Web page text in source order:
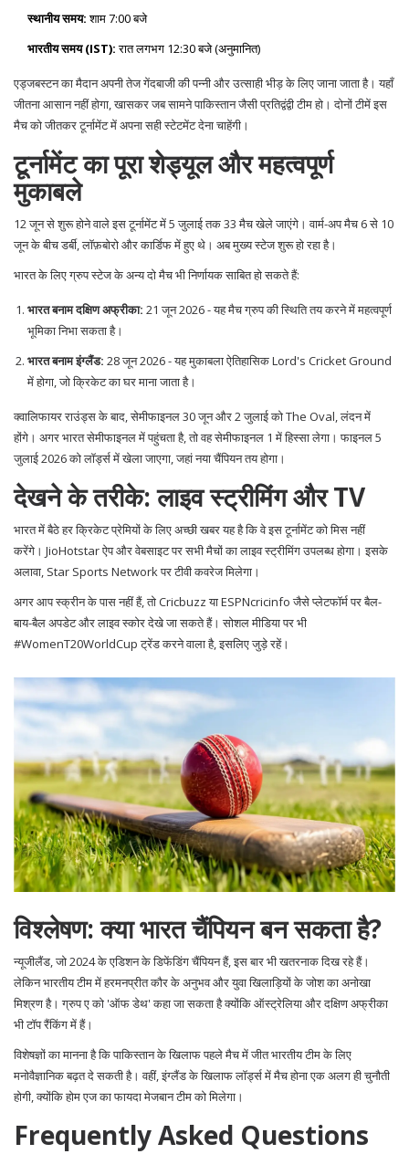
स्थानीय समय:शाम 7:00 बजे
भारतीय समय (IST):रात लगभग 12:30 बजे (अनुमानित)
एड्जबस्टन का मैदान अपनी तेज गेंदबाजी की पन्नी और उत्साही भीड़ के लिए जाना जाता है। यहाँ
जीतना आसान नहीं होगा, खासकर जब सामने पाकिस्तान जैसी प्रतिद्वंद्वी टीम हो। दोनों टीमें इस
मैच को जीतकर टूर्नामेंट में अपना सही स्टेटमेंट देना चाहेंगी।
टूर्नामेंट का पूरा शेड्यूल और महत्वपूर्ण
मुकाबले
12 जून से शुरू होने वाले इस टूर्नामेंट में 5 जुलाई तक 33 मैच खेले जाएंगे। वार्म-अप मैच 6 से 10
जून के बीच डर्बी, लॉफ़बोरो और कार्डिफ में हुए थे। अब मुख्य स्टेज शुरू हो रहा है।
भारत के लिए ग्रुप स्टेज के अन्य दो मैच भी निर्णायक साबित हो सकते हैं:
भारत बनाम दक्षिण अफ्रीका: 21 जून 2026 - यह मैच ग्रुप की स्थिति तय करने में महत्वपूर्ण
भूमिका निभा सकता है।
भारत बनाम इंग्लैंड: 28 जून 2026 - यह मुकाबला ऐतिहासिकLord's Cricket Ground
में होगा, जो क्रिकेट का घर माना जाता है।
क्वालिफायर राउंड्स के बाद, सेमीफाइनल 30 जून और 2 जुलाई कोThe Oval, लंदन में
होंगे। अगर भारत सेमीफाइनल में पहुंचता है, तो वह सेमीफाइनल 1 में हिस्सा लेगा। फाइनल 5
जुलाई 2026 को लॉर्ड्स में खेला जाएगा, जहां नया चैंपियन तय होगा।
देखने के तरीके: लाइव स्ट्रीमिंग और TV
भारत में बैठे हर क्रिकेट प्रेमियों के लिए अच्छी खबर यह है कि वे इस टूर्नामेंट को मिस नहीं
करेंगे। JioHotstarऐप और वेबसाइट पर सभी मैचों का लाइव स्ट्रीमिंग उपलब्ध होगा। इसके
अलावा, Star Sports Networkपर टीवी कवरेज मिलेगा।
अगर आप स्क्रीन के पास नहीं हैं, तो Cricbuzz या ESPNcricinfo जैसे प्लेटफॉर्म पर बैल-
बाय-बैल अपडेट और लाइव स्कोर देखे जा सकते हैं। सोशल मीडिया पर भी
#WomenT20WorldCup ट्रेंड करने वाला है, इसलिए जुड़े रहें।
विश्लेषण: क्या भारत चैंपियन बन सकता है?
न्यूजीलैंड, जो 2024 के एडिशन के डिफेंडिंग चैंपियन हैं, इस बार भी खतरनाक दिख रहे हैं।
लेकिन भारतीय टीम में हरमनप्रीत कौर के अनुभव और युवा खिलाड़ियों के जोश का अनोखा
मिश्रण है। ग्रुप ए को 'ऑफ डेथ' कहा जा सकता है क्योंकि ऑस्ट्रेलिया और दक्षिण अफ्रीका
भी टॉप रैंकिंग में हैं।
विशेषज्ञों का मानना है कि पाकिस्तान के खिलाफ पहले मैच में जीत भारतीय टीम के लिए
मनोवैज्ञानिक बढ़त दे सकती है। वहीं, इंग्लैंड के खिलाफ लॉर्ड्स में मैच होना एक अलग ही चुनौती
होगी, क्योंकि होम एज का फायदा मेजबान टीम को मिलेगा।
Frequently Asked Questions